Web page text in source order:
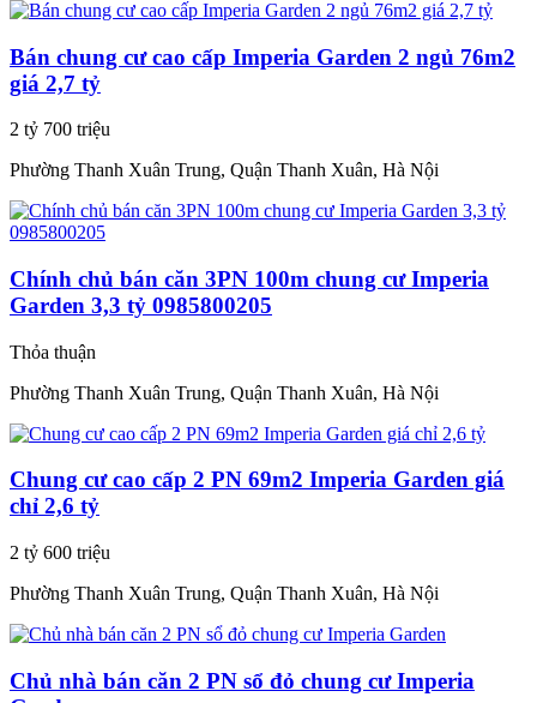
Bán chung cư cao cấp Imperia Garden 2 ngủ 76m2
giá 2,7 tỷ
2 tỷ 700 triệu
Phường Thanh Xuân Trung, Quận Thanh Xuân, Hà Nội
Chính chủ bán căn 3PN 100m chung cư Imperia
Garden 3,3 tỷ 0985800205
Thỏa thuận
Phường Thanh Xuân Trung, Quận Thanh Xuân, Hà Nội
Chung cư cao cấp 2 PN 69m2 Imperia Garden giá
chỉ 2,6 tỷ
2 tỷ 600 triệu
Phường Thanh Xuân Trung, Quận Thanh Xuân, Hà Nội
Chủ nhà bán căn 2 PN sổ đỏ chung cư Imperia